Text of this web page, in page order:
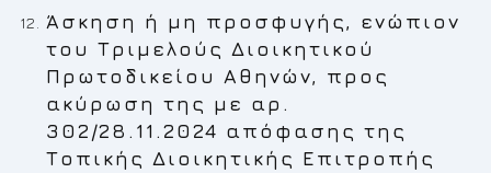
Άσκηση ή μη προσφυγής, ενώπιον
του Τριμελούς Διοικητικού
Πρωτοδικείου Αθηνών, προς
ακύρωση της με αρ.
302/28.11.2024 απόφασης της
Τοπικής Διοικητικής Επιτροπής